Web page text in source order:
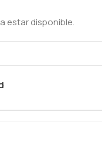
estar disponible.